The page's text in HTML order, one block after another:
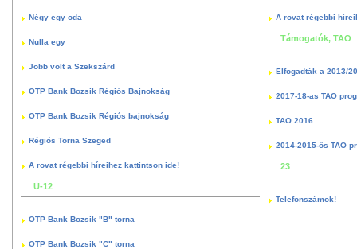
Négy egy oda
Nulla egy
Jobb volt a Szekszárd
OTP Bank Bozsik Régiós Bajnokság
OTP Bank Bozsik Régiós bajnokság
Régiós Torna Szeged
A rovat régebbi híreihez kattintson ide!
U-12
OTP Bank Bozsik "B" torna
OTP Bank Bozsik "C" torna
A rovat régebbi
Támogatók, TAO
Elfogadták a 2013/
2017-18-as TAO
TAO 2016
2014-2015-ös TAO
23
Telefonszámok!